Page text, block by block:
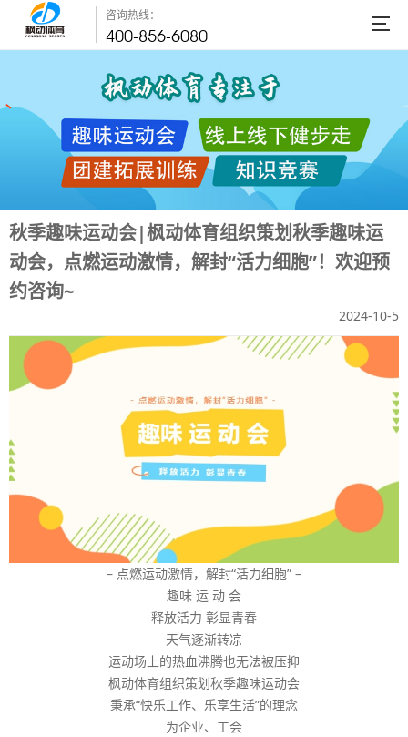
咨询热线：
400-856-6080
秋季趣味运动会|枫动体育组织策划秋季趣味运
动会，点燃运动激情，解封“活力细胞”！欢迎预
约咨询~
2024-10-5
– 点燃运动激情，解封“活力细胞” –
趣味 运 动 会
释放活力 彰显青春
天气逐渐转凉
运动场上的热血沸腾也无法被压抑
枫动体育组织策划秋季趣味运动会
秉承“快乐工作、乐享生活”的理念
为企业、工会